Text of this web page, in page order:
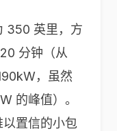
350 英里，方
分钟（从
，虽然
的峰值）。
置信的小包